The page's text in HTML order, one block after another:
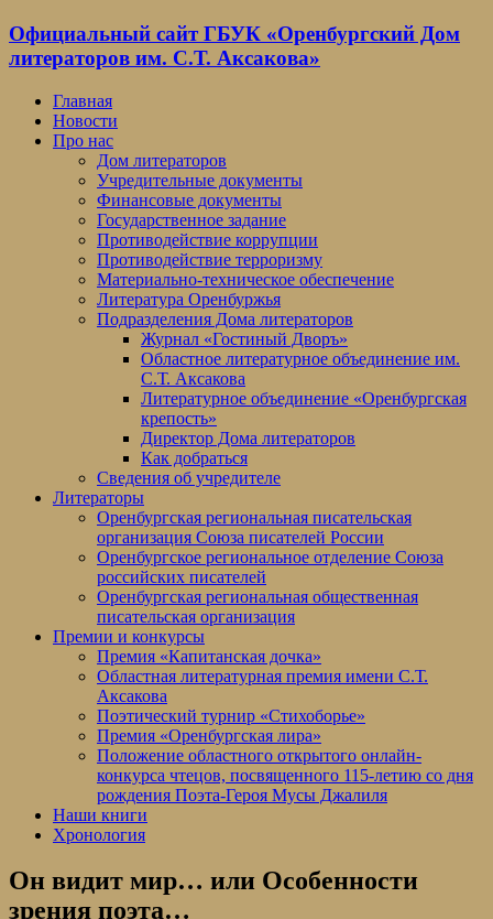
Официальный сайт ГБУК «Оренбургский Дом
литераторов им. С.Т. Аксакова»
Главная
Новости
Про нас
Дом литераторов
Учредительные документы
Финансовые документы
Государственное задание
Противодействие коррупции
Противодействие терроризму
Материально-техническое обеспечение
Литература Оренбуржья
Подразделения Дома литераторов
Журнал «Гостиный Дворъ»
Областное литературное объединение им.
С.Т. Аксакова
Литературное объединение «Оренбургская
крепость»
Директор Дома литераторов
Как добраться
Сведения об учредителе
Литераторы
Оренбургская региональная писательская
организация Союза писателей России
Оренбургское региональное отделение Союза
российских писателей
Оренбургская региональная общественная
писательская организация
Премии и конкурсы
Премия «Капитанская дочка»
Областная литературная премия имени С.Т.
Аксакова
Поэтический турнир «Стихоборье»
Премия «Оренбургская лира»
Положение областного открытого онлайн-
конкурса чтецов, посвященного 115-летию со дня
рождения Поэта-Героя Мусы Джалиля
Наши книги
Хронология
Он видит мир… или Особенности
зрения поэта…